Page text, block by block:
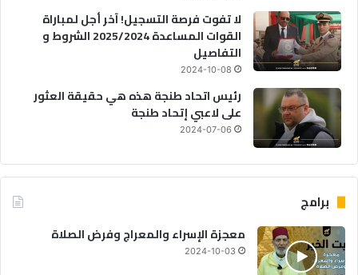
لا تفوت فرصة التسجيل! آخر أجل لمباراة
القوات المساعدة 2025/2024 الشروط و
التفاصيل
2024-10-08
رئيس اتحاد طنجة هذه هي حقيقة العثور
على لاعبي إتحاد طنجة
2024-07-06
برامج
معجزة الإسراء والمعراج وفرض الصلاة
2024-10-03